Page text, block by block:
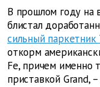
В прошлом году на
блистал
сильный паркетник
откорм
Fe, причем именно
приставкой Grand,